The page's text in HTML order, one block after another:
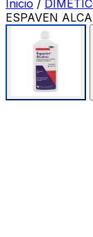
Inicio /
ESPAVEN